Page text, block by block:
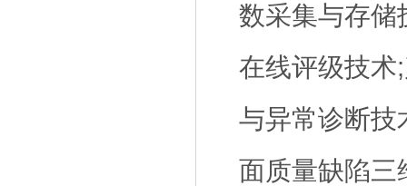
数采集与存储
在线评级技术
与异常诊断技
面质量缺陷三